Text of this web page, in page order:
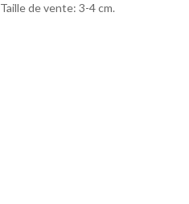
Taille de vente: 3-4 cm.